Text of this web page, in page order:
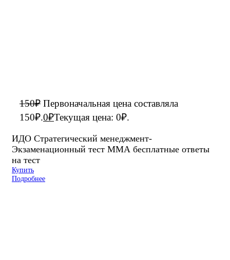
150₽ Первоначальная цена составляла
150₽.0₽Текущая цена: 0₽.
ИДО Стратегический менеджмент-
Экзаменационный тест ММА бесплатные ответы
на тест
Купить
Подробнее